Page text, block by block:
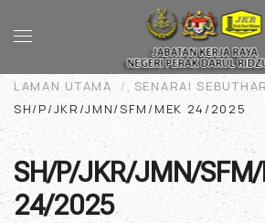
Skip to main content
LAMAN UTAMA
SENARAI
SH/P/JKR/JMN/SFM/MEK 24/2025
SH/P/JKR/JMN/
24/2025